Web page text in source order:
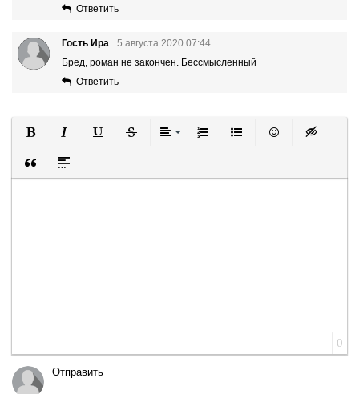
Ответить
Гость Ира
5 августа 2020 07:44
Бред, роман не закончен. Бессмысленный
Ответить
Вставка цитаты
Вставка спойлера
0
Отправить